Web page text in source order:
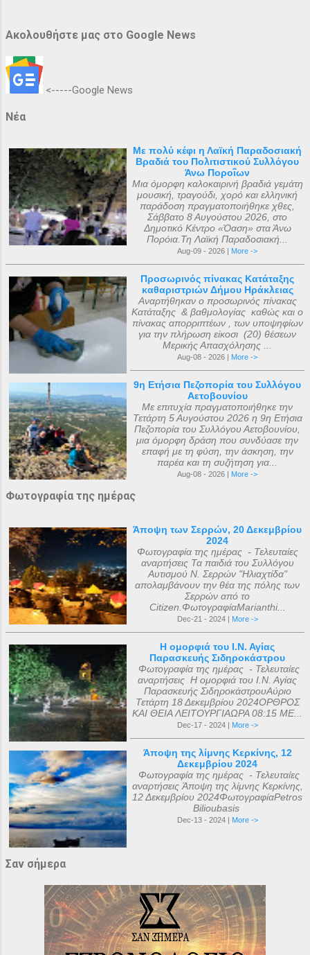
Ακολουθήστε μας στο Google News
<-----Google News
Νέα
Με πολύ κέφι η Λαϊκή Παραδοσιακή
Βραδιά του Πολιτιστικού Συλλόγου
Άνω Ποροΐων
Μια όμορφη καλοκαιρινή βραδιά γεμάτη
μουσική, τραγούδι, χορό και ελληνική
παράδοση πραγματοποιήθηκε χθες,
Σάββατο 8 Αυγούστου 2026, στο
Δημοτικό Κέντρο «Όαση» στα Άνω
Πορόια.Τη Λαϊκή Παραδοσιακή...
Aug-09 - 2026 | More ->
Προσωρινός πίνακας Κατάταξης
καθαριστριών Δήμου Ηράκλειας
Αναρτήθηκαν ο προσωρινός πίνακας
Κατάταξης & βαθμολογίας καθώς και ο
πίνακας απορριπτέων , των υποψηφίων
για την πλήρωση είκοσι (20) θέσεων
Μερικής Απασχόλησης ...
Aug-08 - 2026 | More ->
9η Ετήσια Πεζοπορία του Συλλόγου
Αετοβουνίου
Με επιτυχία πραγματοποιήθηκε την
Τετάρτη 5 Αυγούστου 2026 η 9η Ετήσια
Πεζοπορία του Συλλόγου Αετοβουνίου,
μια όμορφη δράση που συνδύασε την
επαφή με τη φύση, την άσκηση, την
παρέα και τη συζήτηση για...
Aug-08 - 2026 | More ->
Φωτογραφία της ημέρας
Άποψη των Σερρών, 20 Δεκεμβρίου
2024
Φωτογραφία της ημέρας - Τελευταίες
αναρτήσεις Τα παιδιά του Συλλόγου
Αυτισμού Ν. Σερρών "Ηλιαχτίδα"
απολαμβάνουν την θέα της πόλης των
Σερρών από το
Citizen.ΦωτογραφίαMarianthi...
Dec-21 - 2024 | More ->
Η ομορφιά του Ι.Ν. Αγίας
Παρασκευής Σιδηροκάστρου
Φωτογραφία της ημέρας - Τελευταίες
αναρτήσεις Η ομορφιά του Ι.Ν. Αγίας
Παρασκευής ΣιδηροκάστρουΑύριο
Τετάρτη 18 Δεκεμβρίου 2024ΟΡΘΡΟΣ
ΚΑΙ ΘΕΙΑ ΛΕΙΤΟΥΡΓΙΑΩΡΑ 08:15 ΜΕ...
Dec-17 - 2024 | More ->
Άποψη της λίμνης Κερκίνης, 12
Δεκεμβρίου 2024
Φωτογραφία της ημέρας - Τελευταίες
αναρτήσεις Άποψη της λίμνης Κερκίνης,
12 Δεκεμβρίου 2024ΦωτογραφίαPetros
Bilioubasis
Dec-13 - 2024 | More ->
Σαν σήμερα